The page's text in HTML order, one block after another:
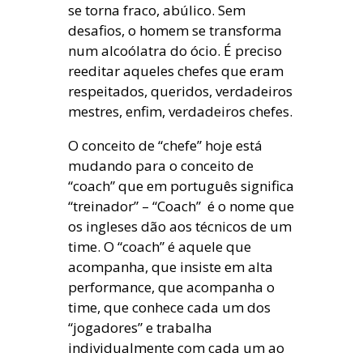
se torna fraco, abúlico. Sem
desafios, o homem se transforma
num alcoólatra do ócio. É preciso
reeditar aqueles chefes que eram
respeitados, queridos, verdadeiros
mestres, enfim, verdadeiros chefes.
O conceito de “chefe” hoje está
mudando para o conceito de
“coach” que em português significa
“treinador” – “Coach” é o nome que
os ingleses dão aos técnicos de um
time. O “coach” é aquele que
acompanha, que insiste em alta
performance, que acompanha o
time, que conhece cada um dos
“jogadores” e trabalha
individualmente com cada um ao